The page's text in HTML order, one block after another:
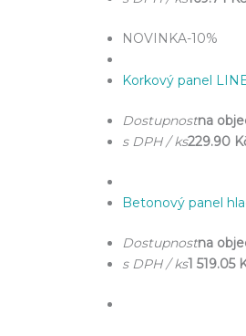
NOVINKA-10%
Korkový panel
Dostupnostna
s DPH / ks229.90
Betonový panel
Dostupnostna
s DPH / ks1 519.05